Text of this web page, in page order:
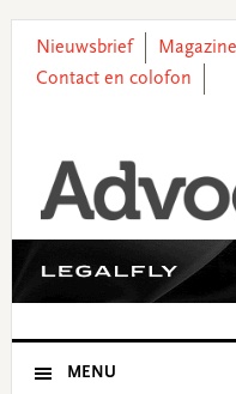
primary
main
primary
footer
Nieuwsbrief Magazine
Contact en colofon
MENU